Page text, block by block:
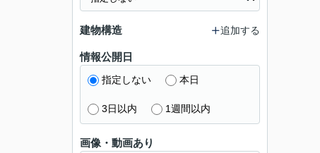
建物構造 追加する
情報公開日
指定しない 本日
3日以内 1週間以内
画像・動画あり